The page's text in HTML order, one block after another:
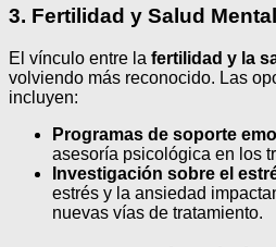
3. Fertilidad y Salud Mental
El vínculo entre la fertilidad y la
volviendo más reconocido. Las
incluyen:
Programas de soporte
asesoría psicológica en los
Investigación sobre el
estrés y la ansiedad
nuevas vías de tratamiento.